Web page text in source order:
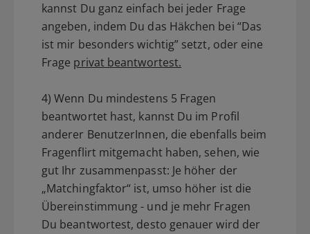
kannst Du ganz einfach bei jeder Frage
angeben, indem Du das Häkchen bei “Das
ist mir besonders wichtig” setzt, oder eine
Frage privat beantwortest.
4) Wenn Du mindestens 5 Fragen
beantwortet hast, kannst Du im Profil
anderer BenutzerInnen, die ebenfalls beim
Fragenflirt mitgemacht haben, sehen, wie
gut Ihr zusammenpasst: Je höher der
„Matchingfaktor“ ist, umso höher ist die
Übereinstimmung - und je mehr Fragen
Du beantwortest, desto genauer wird der